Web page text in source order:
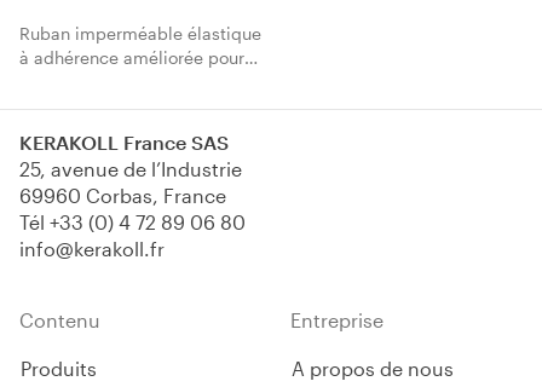
Ruban imperméable élastique
à adhérence améliorée pour
couches avec un noyau
aux alcalis et des fibres de
polypropylène assure une
compatibilité totale avec les
produits d’étanchéité.
KERAKOLL France SAS
25, avenue de l’Industrie
69960 Corbas, France
Tél +33 (0) 4 72 89 06 80
info@kerakoll.fr
Contenu
Produits
Entreprise
A propos de nous